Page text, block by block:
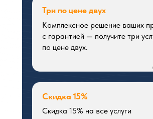
Три по цене двух
Комплексное решение ваших
с гарантией — получите три
по цене двух.
Скидка 15%
Скидка 15% на все услуги